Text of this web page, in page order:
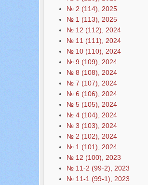
№ 2 (114), 2025
№ 1 (113), 2025
№ 12 (112), 2024
№ 11 (111), 2024
№ 10 (110), 2024
№ 9 (109), 2024
№ 8 (108), 2024
№ 7 (107), 2024
№ 6 (106), 2024
№ 5 (105), 2024
№ 4 (104), 2024
№ 3 (103), 2024
№ 2 (102), 2024
№ 1 (101), 2024
№ 12 (100), 2023
№ 11-2 (99-2), 2023
№ 11-1 (99-1), 2023